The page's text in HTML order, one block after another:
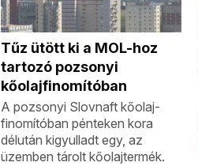
Tűz ütött ki a MOL-hoz
tartozó pozsonyi
kőolajfinomítóban
A pozsonyi Slovnaft kőolaj-
finomítóban pénteken kora
délután kigyulladt egy, az
üzemben tárolt kőolajtermék.